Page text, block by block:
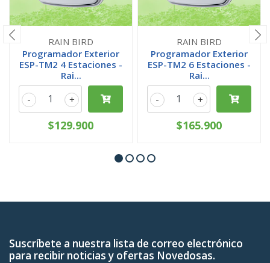
RAIN BIRD
Programador Exterior
ESP-TM2 4 Estaciones -
Rai...
+
-
$129.900
RAIN BIRD
Programador Exterior
ESP-TM2 6 Estaciones -
Rai...
+
-
$165.900
Suscríbete a nuestra lista de correo electrónico
para recibir noticias y ofertas Novedosas.